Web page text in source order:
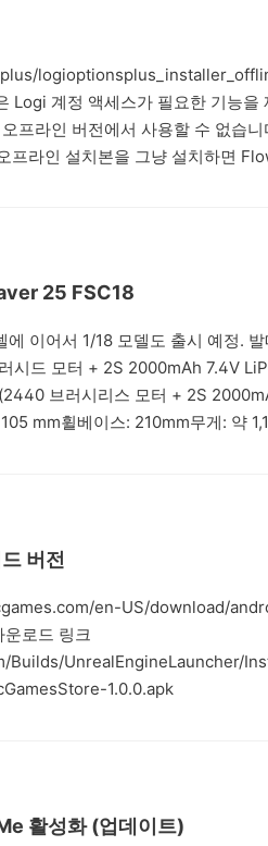
Logi 계정 액세스가 필요한 기능을
프라인 버전에서 사용할 수 없습
라인 설치본을 그냥 설치하면
25 FSC18
이어서 1/18 모델도 출시 예정.
시드 모터 + 2S 2000mAh 7.4V
브러시리스 모터 + 2S
mm휠베이스: 210mm무게: 약
버전
en-US/download/
로드 링크
UnrealEngineLauncher/
1.0.0.apk
활성화 (업데이트)